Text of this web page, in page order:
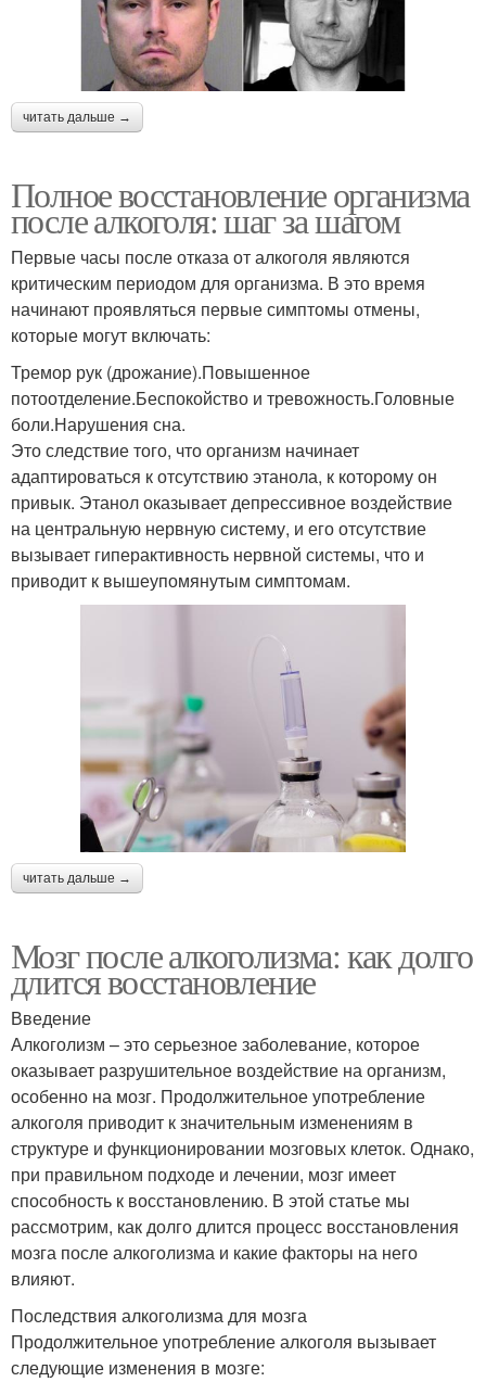
читать дальше →
Полное восстановление организма
после алкоголя: шаг за шагом
Первые часы после отказа от алкоголя являются
критическим периодом для организма. В это время
начинают проявляться первые симптомы отмены,
которые могут включать:
Тремор рук (дрожание).Повышенное
потоотделение.Беспокойство и тревожность.Головные
боли.Нарушения сна.
Это следствие того, что организм начинает
адаптироваться к отсутствию этанола, к которому он
привык. Этанол оказывает депрессивное воздействие
на центральную нервную систему, и его отсутствие
вызывает гиперактивность нервной системы, что и
приводит к вышеупомянутым симптомам.
читать дальше →
Мозг после алкоголизма: как долго
длится восстановление
Введение
Алкоголизм – это серьезное заболевание, которое
оказывает разрушительное воздействие на организм,
особенно на мозг. Продолжительное употребление
алкоголя приводит к значительным изменениям в
структуре и функционировании мозговых клеток. Однако,
при правильном подходе и лечении, мозг имеет
способность к восстановлению. В этой статье мы
рассмотрим, как долго длится процесс восстановления
мозга после алкоголизма и какие факторы на него
влияют.
Последствия алкоголизма для мозга
Продолжительное употребление алкоголя вызывает
следующие изменения в мозге: